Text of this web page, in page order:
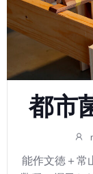
都市
能作文徳＋